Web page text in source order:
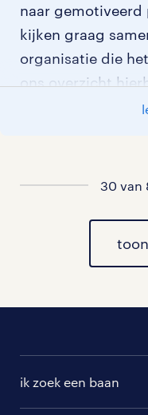
naar gemotiveerd
kijken graag
organisatie die
ons overzicht
meest recente
werken als
Ben je er nog
welke logistieke-
past? Lees dan
logistieke
onze
30 van
ik zoek een baan